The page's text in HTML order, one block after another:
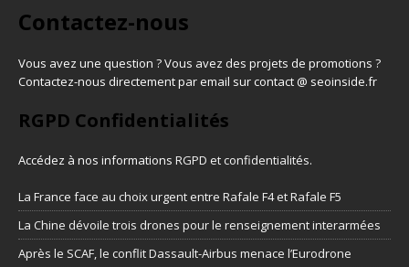
Contactez-nous
Vous avez une question ? Vous avez des projets de promotions ?
Contactez-nous directement par email sur contact @ seoinside.fr
RGPD Confidentialités
Accédez à nos informations RGPD et confidentialités.
La France face au choix urgent entre Rafale F4 et Rafale F5
La Chine dévoile trois drones pour le renseignement interarmées
Après le SCAF, le conflit Dassault-Airbus menace l’Eurodrone